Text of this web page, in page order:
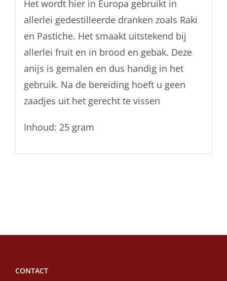
Het wordt hier in Europa gebruikt in
allerlei gedestilleerde dranken zoals Raki
en Pastiche. Het smaakt uitstekend bij
allerlei fruit en in brood en gebak. Deze
anijs is gemalen en dus handig in het
gebruik. Na de bereiding hoeft u geen
zaadjes uit het gerecht te vissen
Inhoud: 25 gram
CONTACT